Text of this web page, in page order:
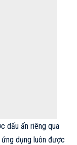
dấu ấn riêng qua
dụng luôn được